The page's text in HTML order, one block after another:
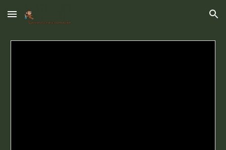
Skip to main content Skip to navigation